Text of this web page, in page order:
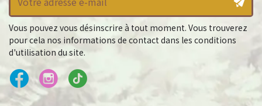
Vous pouvez vous désinscrire à tout moment. Vous trouverez
pour cela nos informations de contact dans les conditions
d'utilisation du site.